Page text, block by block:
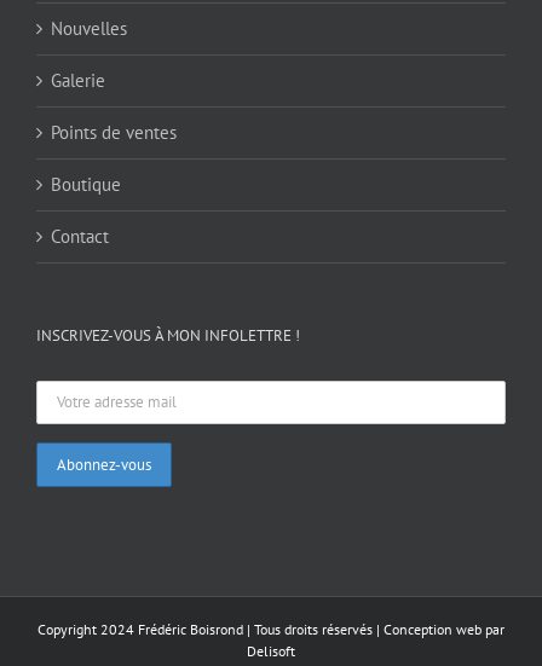
Nouvelles
Galerie
Points de ventes
Boutique
Contact
INSCRIVEZ-VOUS À MON INFOLETTRE !
Copyright 2024 Frédéric Boisrond | Tous droits réservés | Conception web par
Delisoft